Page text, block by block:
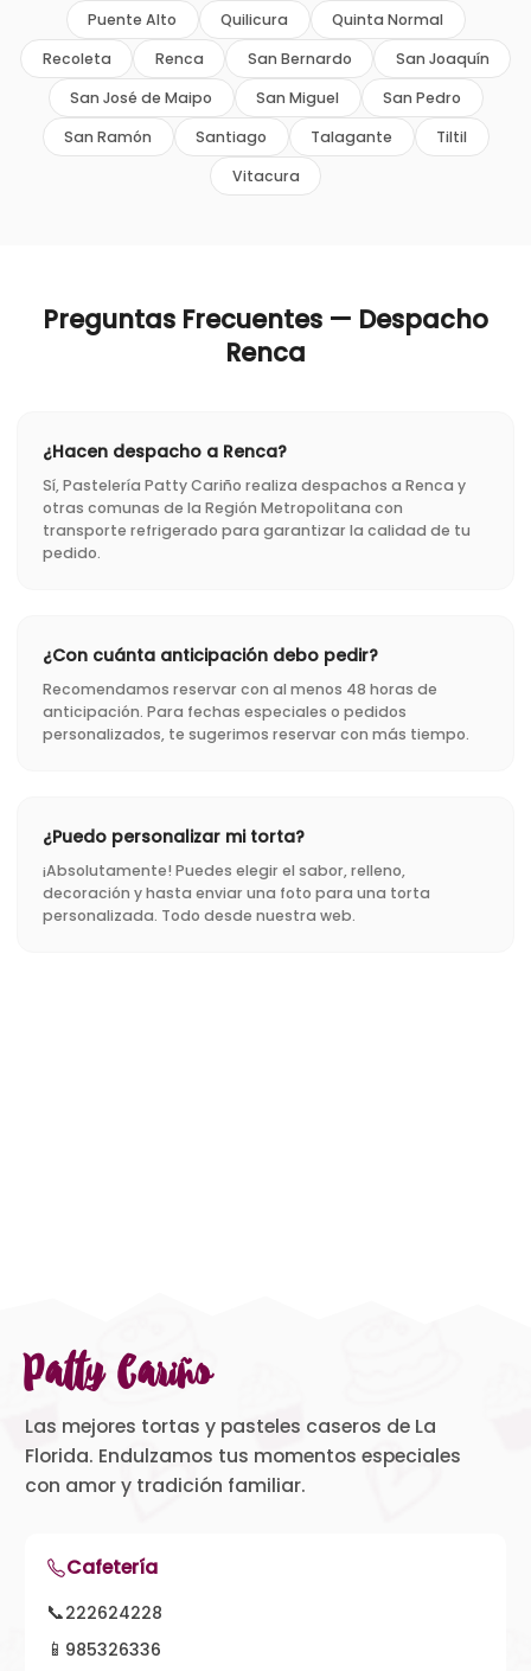
Puente Alto Quilicura
Quinta Normal
Recoleta
Renca San Bernardo
San Joaquín
San José de Maipo
San Miguel
San Pedro
San Ramón
Santiago Talagante
Tiltil
Vitacura
Preguntas Frecuentes — Despacho
Renca
¿Hacen despacho a Renca?
Sí, Pastelería Patty Cariño realiza despachos a Renca y
otras comunas de la Región Metropolitana con
transporte refrigerado para garantizar la calidad de tu
pedido.
¿Con cuánta anticipación debo pedir?
Recomendamos reservar con al menos 48 horas de
anticipación. Para fechas especiales o pedidos
personalizados, te sugerimos reservar con más tiempo.
¿Puedo personalizar mi torta?
¡Absolutamente! Puedes elegir el sabor, relleno,
decoración y hasta enviar una foto para una torta
personalizada. Todo desde nuestra web.
Patty Cariño
Las mejores tortas y pasteles caseros de La
Florida. Endulzamos tus momentos especiales
con amor y tradición familiar.
Cafetería
📞222624228
📱 985326336